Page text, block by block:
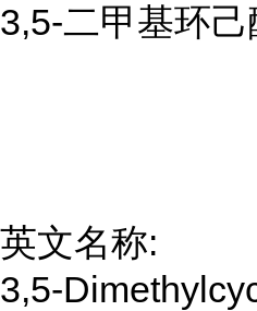
3,5-二甲基环己
英文名称:
3,5-